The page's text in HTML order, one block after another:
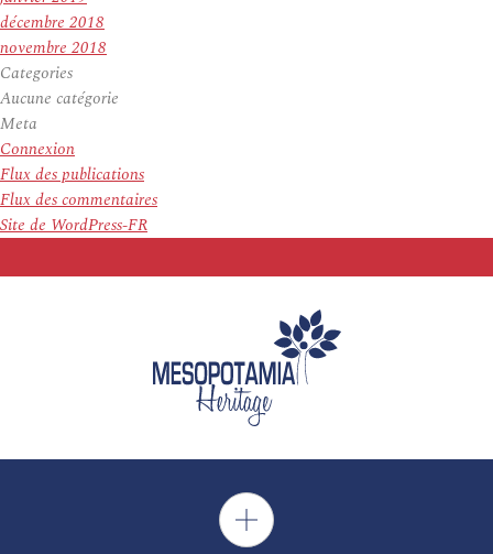
décembre 2018
novembre 2018
Categories
Aucune catégorie
Meta
Connexion
Flux des publications
Flux des commentaires
Site de WordPress-FR